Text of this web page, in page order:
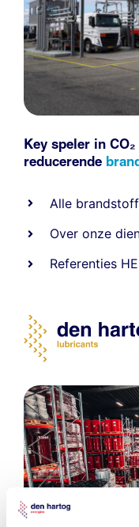
Key speler in CO₂
reducerende
Alle
Over onze
Referenties